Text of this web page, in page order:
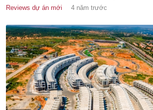
Reviews dự án mới 4 năm trước